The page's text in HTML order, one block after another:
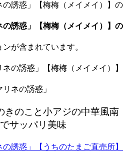
誘惑」【梅梅（メイメイ）】の
誘惑」【梅梅（メイメイ）】の
が含まれています。
きのこと小アジの中華風南
サッパリ美味
誘惑」【うちのたまご直売所】